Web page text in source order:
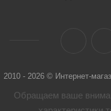
2010 - 2026 © Интернет-
Обращаем ваше